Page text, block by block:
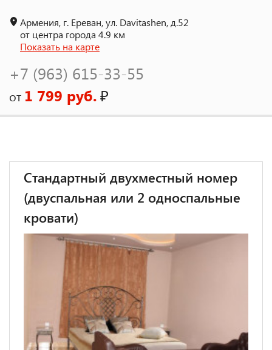
Армения, г. Ереван, ул. Davitashen, д.52
от центра города 4.9 км
Показать на карте
+7 (963) 615-33-55
от 1 799 руб.₽
Стандартный двухместный номер
(двуспальная или 2 односпальные
кровати)